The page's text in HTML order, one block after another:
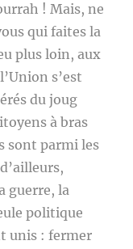
! Mais, ne
qui faites la
plus loin, aux
s’est
du joug
à bras
sont parmi les
guerre, la
politique
unis : fermer